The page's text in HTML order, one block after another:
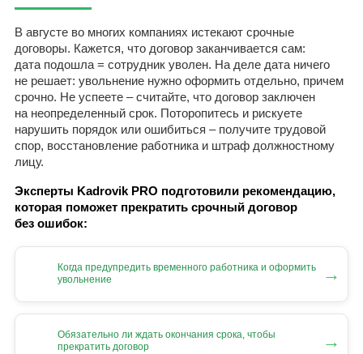
В августе во многих компаниях истекают срочные
договоры. Кажется, что договор заканчивается сам:
дата подошла = сотрудник уволен. На деле дата ничего
не решает: увольнение нужно оформить отдельно, причем
срочно. Не успеете – считайте, что договор заключен
на неопределенный срок. Поторопитесь и рискуете
нарушить порядок или ошибиться – получите трудовой
спор, восстановление работника и штраф должностному
лицу.
Эксперты Kadrovik PRO подготовили рекомендацию,
которая поможет прекратить срочный договор
без ошибок:
Когда предупредить временного работника и оформить
увольнение
→
Обязательно ли ждать окончания срока, чтобы
прекратить договор
→